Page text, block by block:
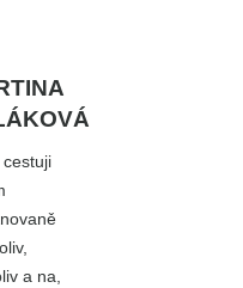
cestuji
a na,